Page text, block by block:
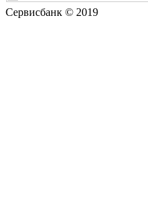
Сервисбанк © 2019